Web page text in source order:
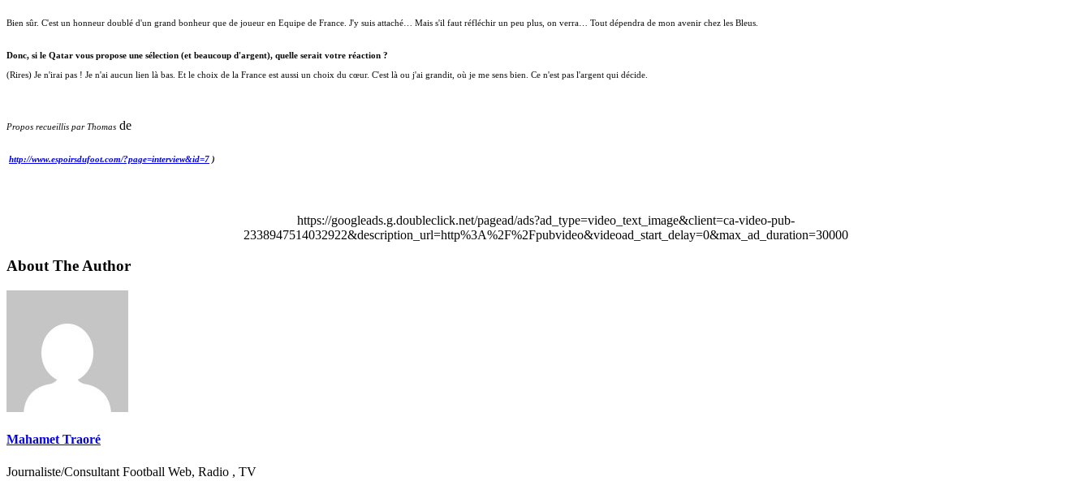
Bien sûr. C'est un honneur doublé d'un grand bonheur que de joueur en Equipe de France. J'y suis attaché… Mais s'il faut réfléchir un peu plus, on verra… Tout dépendra de mon avenir chez les Bleus.
Donc, si le Qatar vous propose une sélection (et beaucoup d'argent), quelle serait votre réaction ?
(Rires) Je n'irai pas ! Je n'ai aucun lien là bas. Et le choix de la France est aussi un choix du cœur. C'est là ou j'ai grandit, où je me sens bien. Ce n'est pas l'argent qui décide.
Propos recueillis par Thomas de
http://www.espoirsdufoot.com/?page=interview&id=7 )
https://googleads.g.doubleclick.net/pagead/ads?ad_type=video_text_image&client=ca-video-pub-
2338947514032922&description_url=http%3A%2F%2Fpubvideo&videoad_start_delay=0&max_ad_duration=30000
About The Author
Mahamet Traoré
Journaliste/Consultant Football Web, Radio , TV